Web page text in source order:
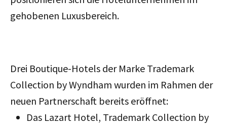
gehobenen Luxusbereich.
Drei Boutique-Hotels der Marke Trademark
Collection by Wyndham wurden im Rahmen der
neuen Partnerschaft bereits eröffnet:
Das Lazart Hotel, Trademark Collection by